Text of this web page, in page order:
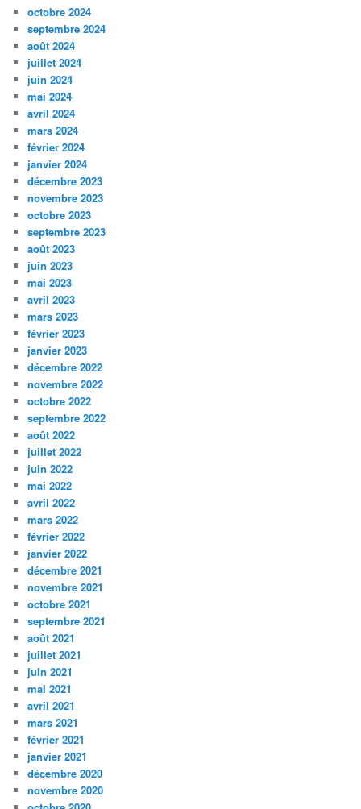
octobre 2024
septembre 2024
août 2024
juillet 2024
juin 2024
mai 2024
avril 2024
mars 2024
février 2024
janvier 2024
décembre 2023
novembre 2023
octobre 2023
septembre 2023
août 2023
juin 2023
mai 2023
avril 2023
mars 2023
février 2023
janvier 2023
décembre 2022
novembre 2022
octobre 2022
septembre 2022
août 2022
juillet 2022
juin 2022
mai 2022
avril 2022
mars 2022
février 2022
janvier 2022
décembre 2021
novembre 2021
octobre 2021
septembre 2021
août 2021
juillet 2021
juin 2021
mai 2021
avril 2021
mars 2021
février 2021
janvier 2021
décembre 2020
novembre 2020